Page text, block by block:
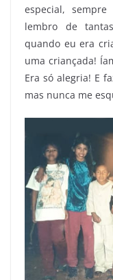
especial,
lembro de
quando eu era
uma criançada!
Era só alegria! E
mas nunca me